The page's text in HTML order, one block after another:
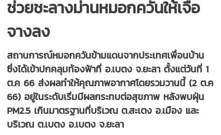
ช่วยชะลางม่านหมอกควันให้เจือ
จางลง
สถานการณ์หมอกควันข้ามแดนจากประเทศเพื่อนบ้าน
ซึ่งได้เข้าปกคลุมท้องฟ้าที่ อ.เบตง จ.ยะลา ตั้งแต่วันที่ 1
ต.ค 66 ส่งผลทำให้คุณภาพอากาศโดยรวมวานนี้ (2 ต.ค
66) อยู่ในระดับเริ่มมีผลกระทบต่อสุขภาพ หลังพบฝุ่น
PM2.5 เกินมาตรฐานที่บริเวณ ต.สะเตง อ.เมือง และ
บริเวณ ต.เบตง อ.เบตง จ.ยะลา